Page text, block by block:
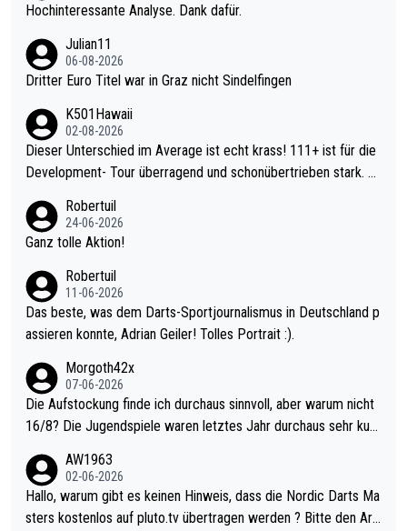
Hochinteressante Analyse. Dank dafür.
Julian11
06-08-2026
Dritter Euro Titel war in Graz nicht Sindelfingen
K501Hawaii
02-08-2026
Dieser Unterschied im Average ist echt krass! 111+ ist für die
Development- Tour überragend und schonübertrieben stark. U
mal 40+ erst recht. Da gewinnst keinen Blumentopf - ist ja noc
h krasser wie ein Pokalspiel eines Kreisligisten vs einem Bund
Robertuil
24-06-2026
Ganz tolle Aktion!
Robertuil
11-06-2026
Das beste, was dem Darts-Sportjournalismus in Deutschland p
assieren konnte, Adrian Geiler! Tolles Portrait :).
Morgoth42x
07-06-2026
Die Aufstockung finde ich durchaus sinnvoll, aber warum nicht
16/8? Die Jugendspiele waren letztes Jahr durchaus sehr kurz
Allerdings ist Mitchell Lawrie als Nummer 1 der Welt eh qualifi
ziert. Somit ändert die automatische Qualifikation des Weltmei
sters erstmal nichts. Ich denke sie wollen damit für nächstes J
AW1963
02-06-2026
Hallo, warum gibt es keinen Hinweis, dass die Nordic Darts Ma
sters kostenlos auf pluto.tv übertragen werden ? Bitte den Arti